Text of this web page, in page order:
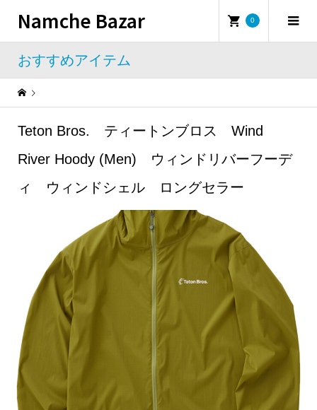
Namche Bazar 0
おすすめアイテム
: Undefined property: WP_Error::$name in
Teton Bros. ティートンブロス Wind
River Hoody (Men) ウィンドリバーフーデ
ィ ウィンドシェル ロングセラー